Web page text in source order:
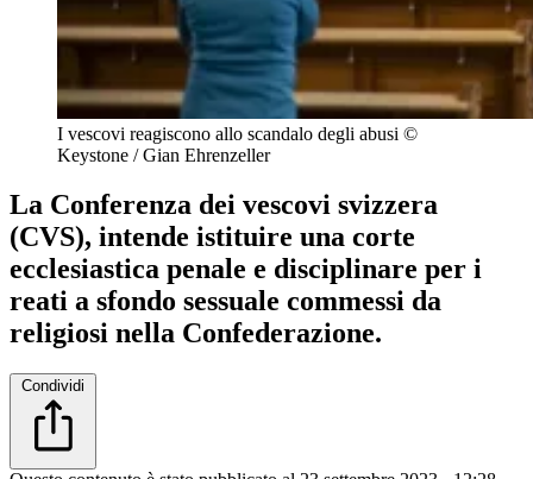
I vescovi reagiscono allo scandalo degli abusi ©
Keystone / Gian Ehrenzeller
La Conferenza dei vescovi svizzera
(CVS), intende istituire una corte
ecclesiastica penale e disciplinare per i
reati a sfondo sessuale commessi da
religiosi nella Confederazione.
Condividi